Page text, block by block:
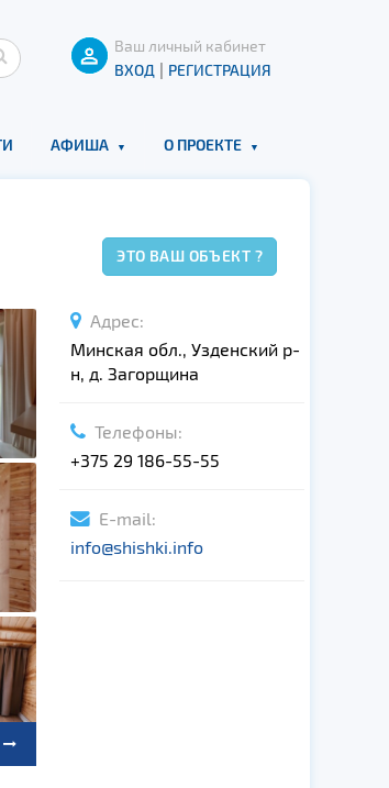
Ваш личный кабинет
ВХОД | РЕГИСТРАЦИЯ
АФИША О ПРОЕКТЕ
ЭТО ВАШ ОБЪЕКТ ?
Адрес:
Минская обл., Узденский р-
н, д. Загорщина
Телефоны:
+375 29 186-55-55
E-mail:
info@shishki.info